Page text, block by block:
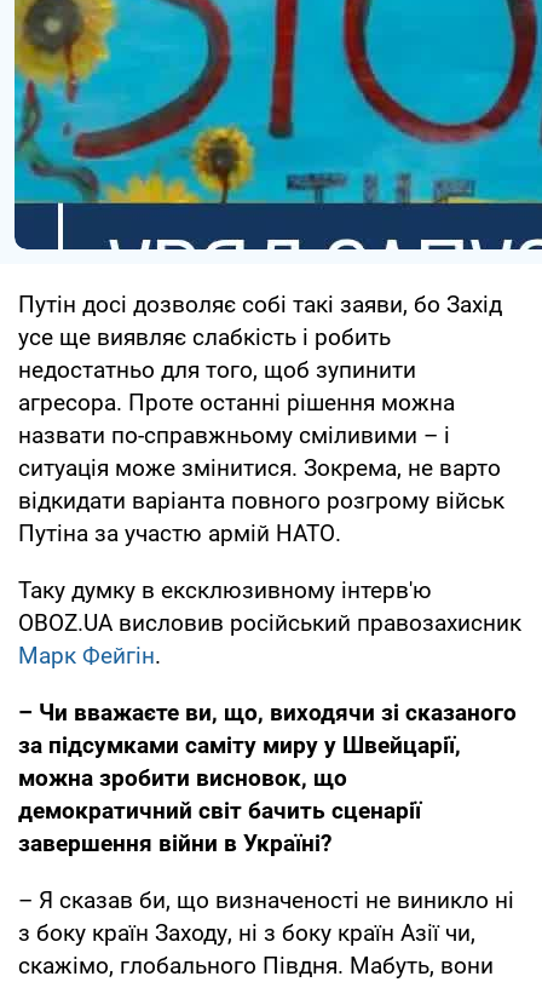
Путін досі дозволяє собі такі заяви, бо Захід
усе ще виявляє слабкість і робить
недостатньо для того, щоб зупинити
агресора. Проте останні рішення можна
назвати по-справжньому сміливими – і
ситуація може змінитися. Зокрема, не варто
відкидати варіанта повного розгрому військ
Путіна за участю армій НАТО.
Таку думку в ексклюзивному інтерв'ю
OBOZ.UA висловив російський правозахисник
Марк Фейгін.
– Чи вважаєте ви, що, виходячи зі сказаного
за підсумками саміту миру у Швейцарії,
можна зробити висновок, що
демократичний світ бачить сценарії
завершення війни в Україні?
– Я сказав би, що визначеності не виникло ні
з боку країн Заходу, ні з боку країн Азії чи,
скажімо, глобального Півдня. Мабуть, вони